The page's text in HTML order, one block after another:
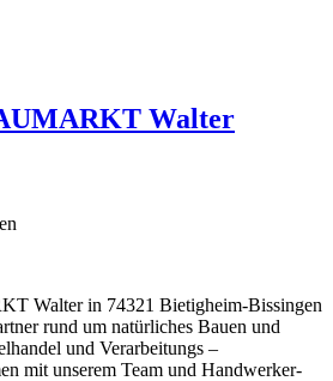
Walter
Walter in 74321 Bietigheim-Bissingen
rund um natürliches Bauen und
und Verarbeitungs –
mit unserem Team und Handwerker-